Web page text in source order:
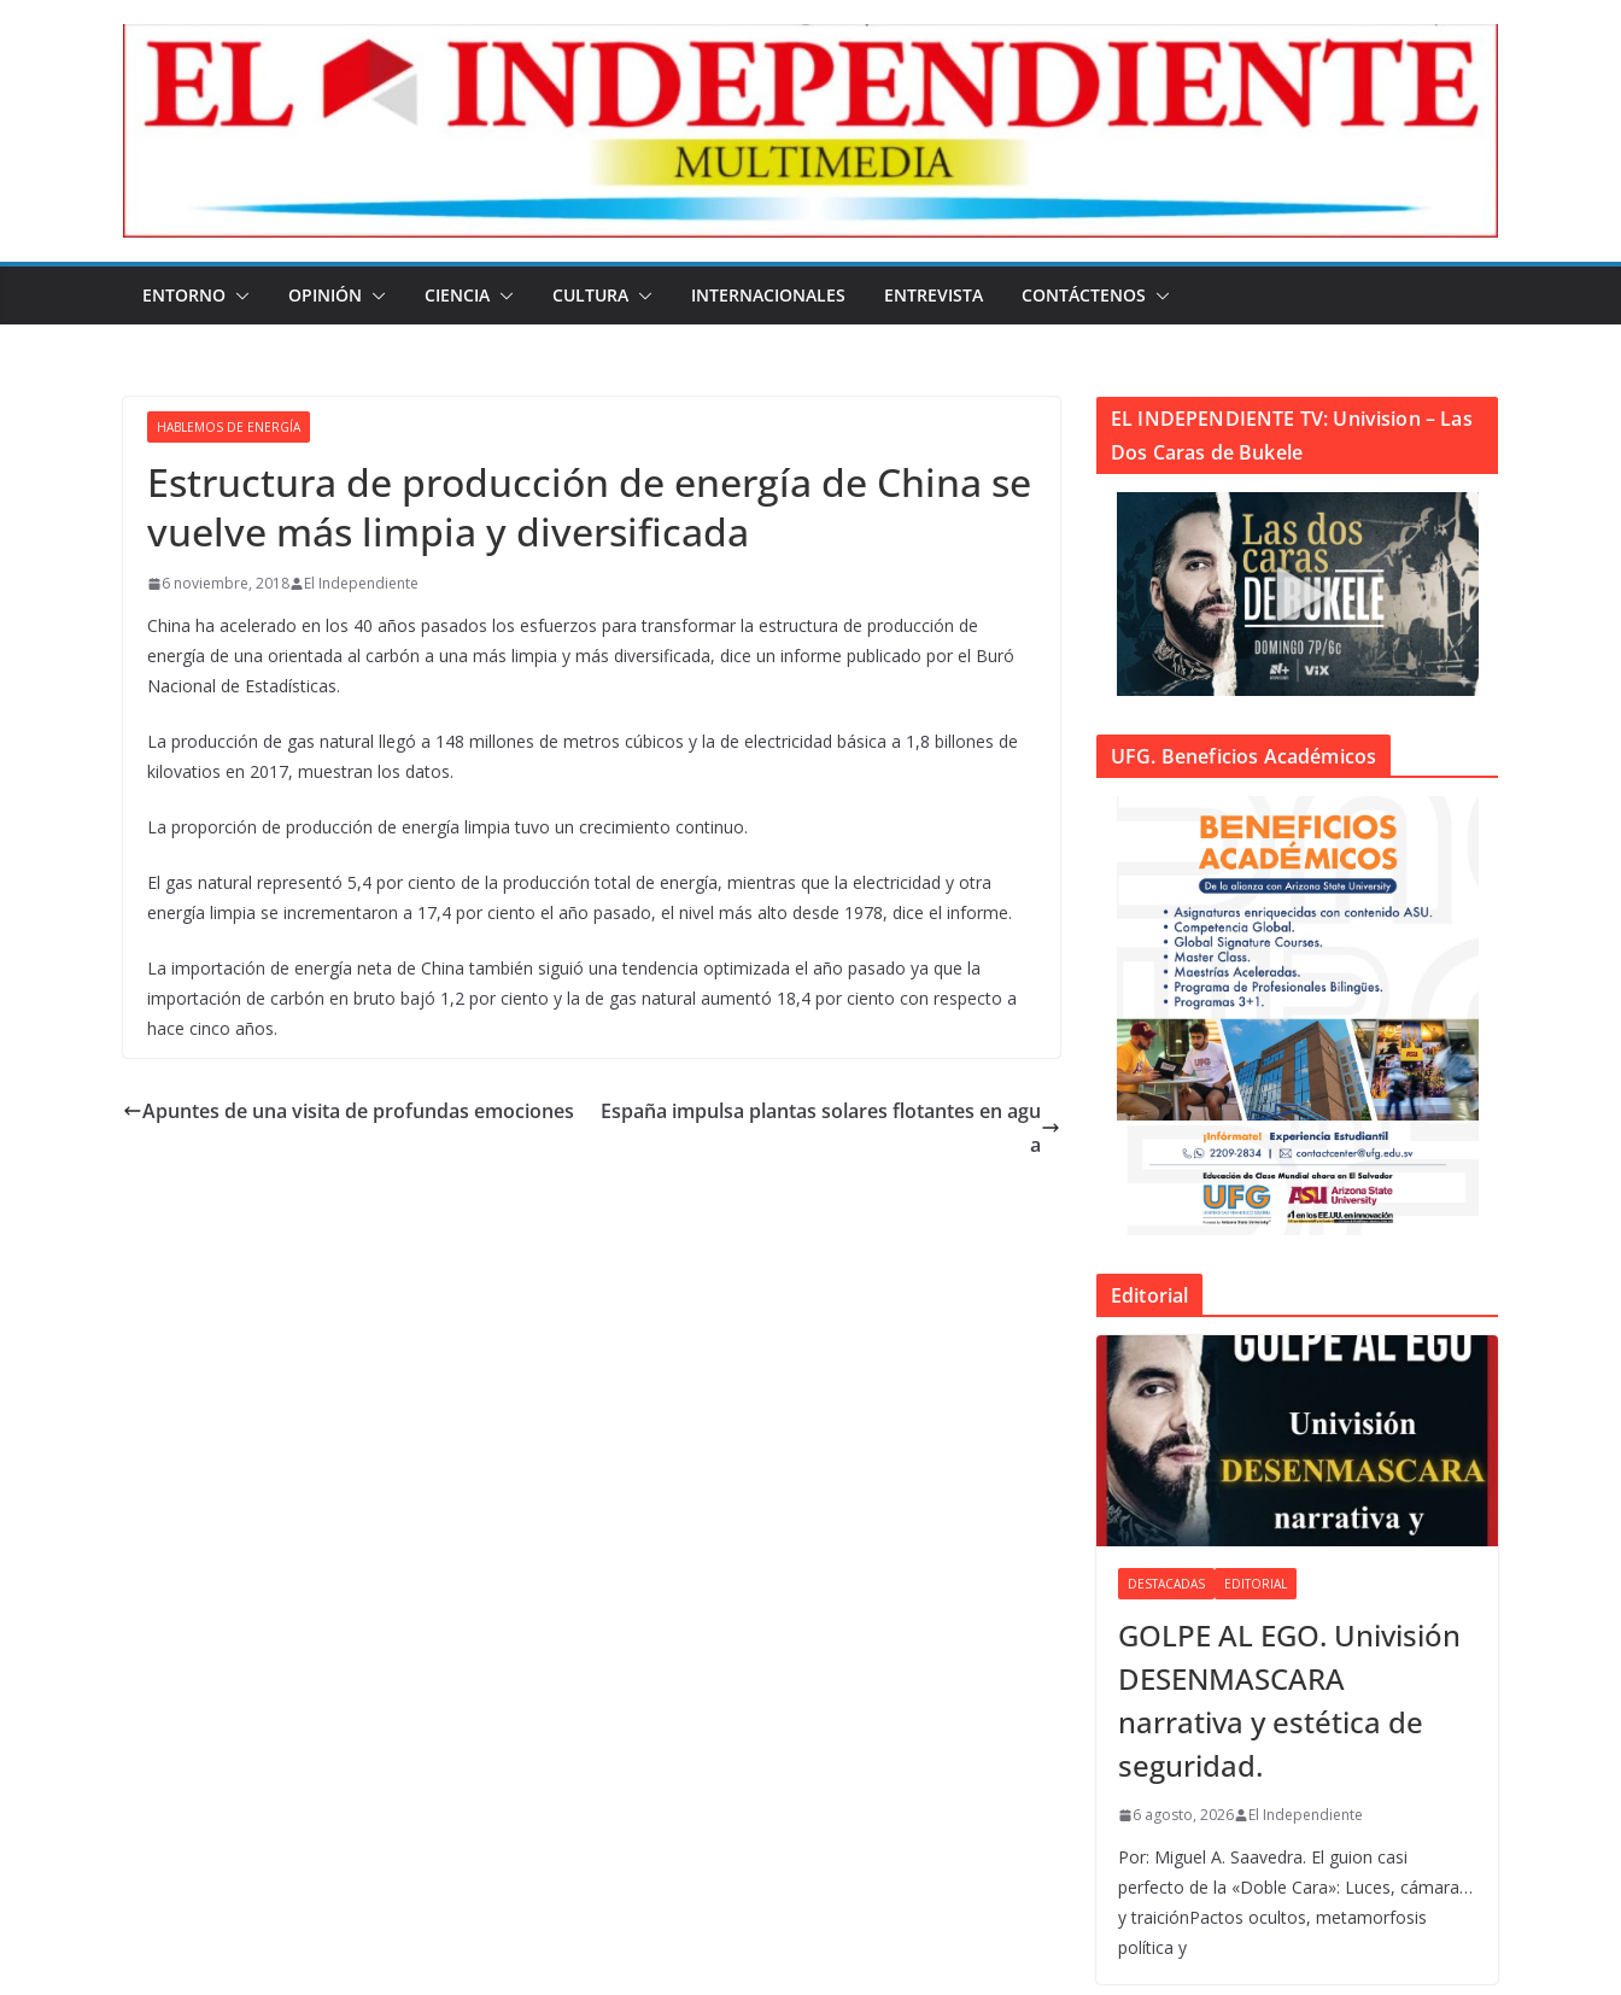
ENTORNO OPINIÓN CIENCIA CULTURA INTERNACIONALES ENTREVISTA CONTÁCTENOS
HABLEMOS DE ENERGÍA
Estructura de producción de energía de China se
vuelve más limpia y diversificada
6 noviembre, 2018 El Independiente
China ha acelerado en los 40 años pasados los esfuerzos para transformar la estructura de producción de
energía de una orientada al carbón a una más limpia y más diversificada, dice un informe publicado por el Buró
Nacional de Estadísticas.
La producción de gas natural llegó a 148 millones de metros cúbicos y la de electricidad básica a 1,8 billones de
kilovatios en 2017, muestran los datos.
La proporción de producción de energía limpia tuvo un crecimiento continuo.
El gas natural representó 5,4 por ciento de la producción total de energía, mientras que la electricidad y otra
energía limpia se incrementaron a 17,4 por ciento el año pasado, el nivel más alto desde 1978, dice el informe.
La importación de energía neta de China también siguió una tendencia optimizada el año pasado ya que la
importación de carbón en bruto bajó 1,2 por ciento y la de gas natural aumentó 18,4 por ciento con respecto a
hace cinco años.
Apuntes de una visita de profundas emociones
España impulsa plantas solares flotantes en agu
a
EL INDEPENDIENTE TV: Univision – Las
Dos Caras de Bukele
UFG. Beneficios Académicos
Editorial
DESTACADAS EDITORIAL
GOLPE AL EGO. Univisión
DESENMASCARA
narrativa y estética de
seguridad.
6 agosto, 2026 El Independiente
Por: Miguel A. Saavedra. El guion casi
perfecto de la «Doble Cara»: Luces, cámara…
y traiciónPactos ocultos, metamorfosis
política y